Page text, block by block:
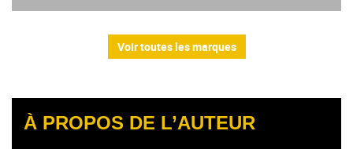
Voir toutes les marques
À PROPOS DE L’AUTEUR